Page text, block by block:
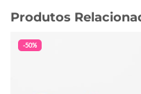
Produtos
-50%